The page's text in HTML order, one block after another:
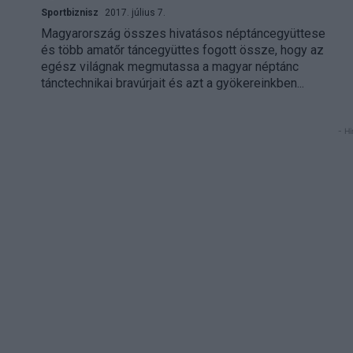
Sportbiznisz 2017. július 7.
Magyarország összes hivatásos néptáncegyüttese
és több amatőr táncegyüttes fogott össze, hogy az
egész világnak megmutassa a magyar néptánc
tánctechnikai bravúrjait és azt a gyökereinkben...
-